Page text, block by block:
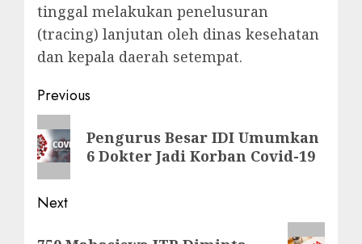
tinggal melakukan penelusuran
(tracing) lanjutan oleh dinas kesehatan
dan kepala daerah setempat.
Post
navigation
Previous
Previous
post:
Pengurus Besar IDI Umumkan
6 Dokter Jadi Korban Covid-19
Next